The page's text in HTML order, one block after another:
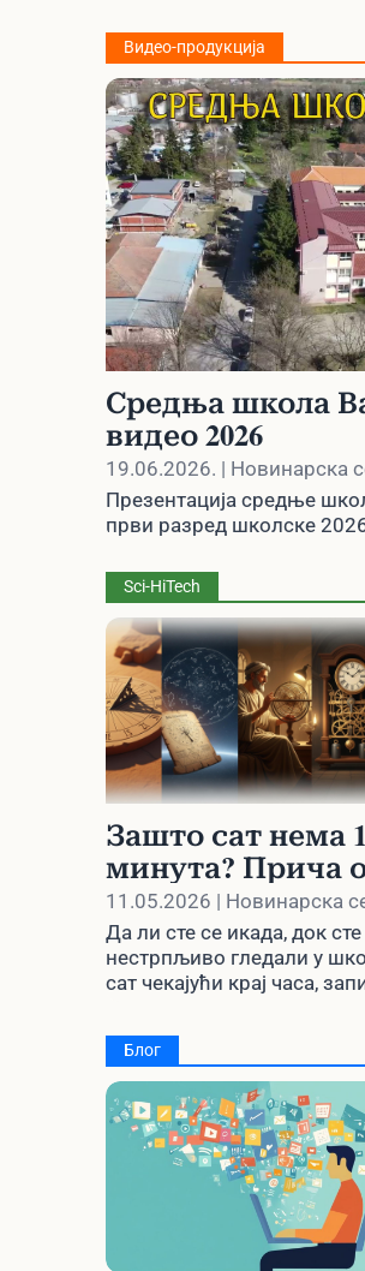
Видео-продукција
Средња школа
видео 2026
19.06.2026. | Новинарска
Презентација средње
први разред школске
Sci-HiTech
Зашто сат нема
минута? Прича
броју који је
модерну логику
11.05.2026 | Новинарска
Да ли сте се икада, док сте
нестрпљиво гледали у
сат чекајући крај часа,
на 60 делова?
Блог